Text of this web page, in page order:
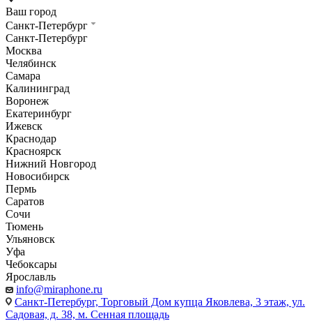
Ваш город
Санкт-Петербург
Санкт-Петербург
Москва
Челябинск
Самара
Калининград
Воронеж
Екатеринбург
Ижевск
Краснодар
Красноярск
Нижний Новгород
Новосибирск
Пермь
Саратов
Сочи
Тюмень
Ульяновск
Уфа
Чебоксары
Ярославль
info@miraphone.ru
Санкт-Петербург, Торговый Дом купца Яковлева, 3 этаж, ул.
Садовая, д. 38, м. Сенная площадь